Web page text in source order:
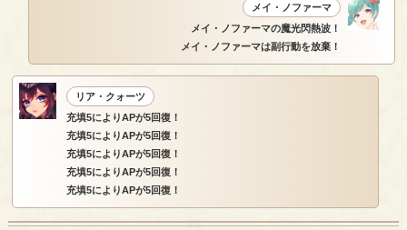
メイ・ノファーマ
メイ・ノファーマの魔光閃熱波！
メイ・ノファーマは副行動を放棄！
リア・クォーツ
充填5によりAPが5回復！
充填5によりAPが5回復！
充填5によりAPが5回復！
充填5によりAPが5回復！
充填5によりAPが5回復！